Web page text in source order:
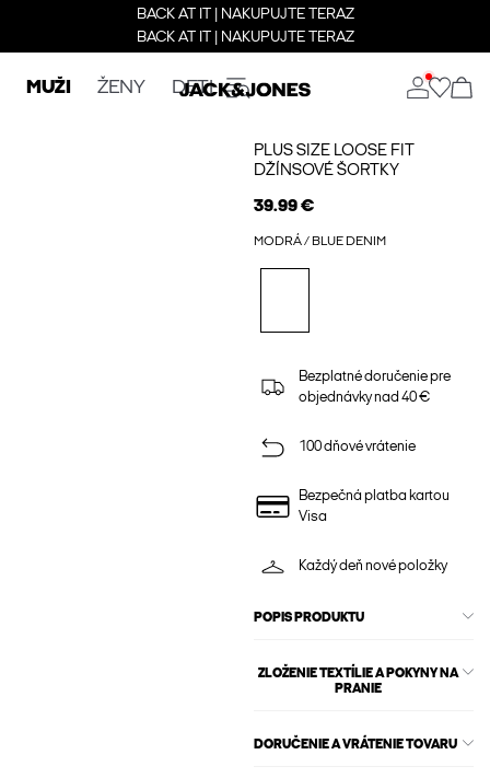
BACK AT IT | NAKUPUJTE TERAZ
BACK AT IT | NAKUPUJTE TERAZ
MUŽI ŽENY DETI
PLUS SIZE LOOSE FIT
DŽÍNSOVÉ ŠORTKY
39.99 €
MODRÁ / BLUE DENIM
Bezplatné doručenie pre
objednávky nad 40 €
100 dňové vrátenie
Bezpečná platba kartou
Visa
Každý deň nové položky
POPIS PRODUKTU
ZLOŽENIE TEXTÍLIE A POKYNY NA
PRANIE
DORUČENIE A VRÁTENIE TOVARU